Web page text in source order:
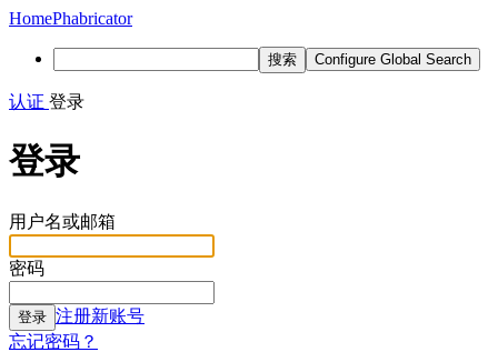
HomePhabricator
搜索 Configure Global Search
认证 登录
登录
用户名或邮箱
密码
登录 注册新账号
忘记密码？